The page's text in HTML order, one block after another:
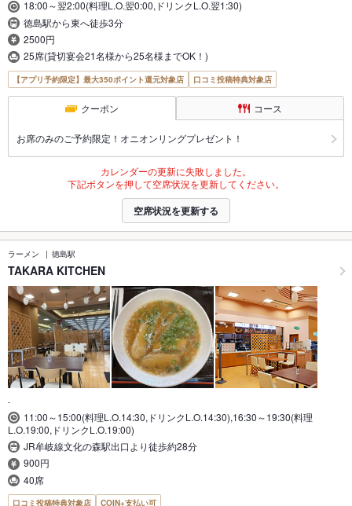
18:00～翌2:00(料理L.O.翌0:00,ドリンクL.O.翌1:30)
徳島駅から東へ徒歩3分
2500円
25席(貸切宴会21名様から25名様までOK！)
【アプリ予約限定】最大350ポイント還元対象店 口コミ投稿特典対象店
クーポン コース
お席のみのご予約限定！オニオンリングプレゼント！
カレンダーの更新に失敗しました。
下記ボタンを押して空席状況を更新してください。
空席状況を更新する
ラーメン 徳島駅
TAKARA KITCHEN
-
11:00～15:00(料理L.O.14:30,ドリンクL.O.14:30),16:30～19:30(料理
L.O.19:00,ドリンクL.O.19:00)
JR牟岐線文化の森駅出口より徒歩約28分
900円
40席
口コミ投稿特典対象店 COIN+支払い可